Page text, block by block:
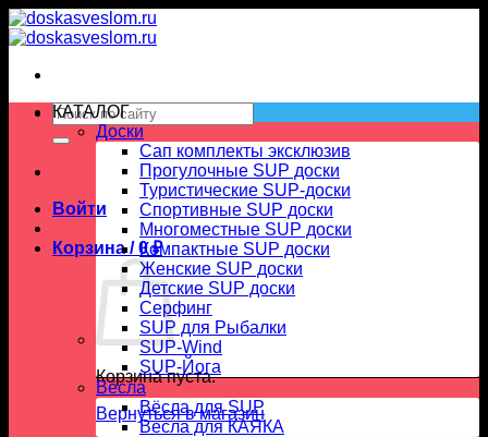
Skip
to
Искать:
Войти
Корзина /0₽
Корзина пуста.
Вернуться в магазин
КАТАЛОГ
Доски
Сап комплекты эксклюзив
Прогулочные SUP доски
Туристические SUP-доски
Спортивные SUP доски
Многоместные SUP доски
Компактные SUP доски
Женские SUP доски
Детские SUP доски
Серфинг
SUP для Рыбалки
SUP-Wind
SUP-Йога
Вёсла
Вёсла для SUP
Весла для КАЯКА